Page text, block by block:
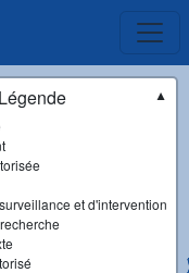
Légende
▼
et d'intervention